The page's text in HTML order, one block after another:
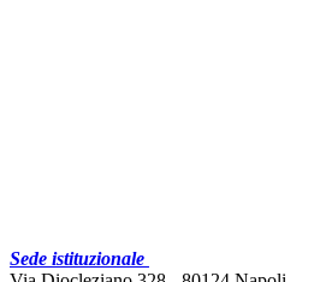
Sede istituzionale